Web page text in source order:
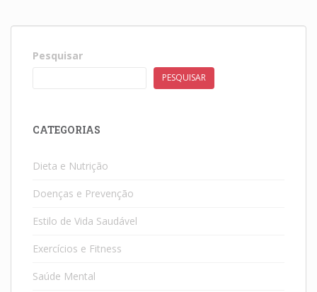
Pesquisar
PESQUISAR
CATEGORIAS
Dieta e Nutrição
Doenças e Prevenção
Estilo de Vida Saudável
Exercícios e Fitness
Saúde Mental